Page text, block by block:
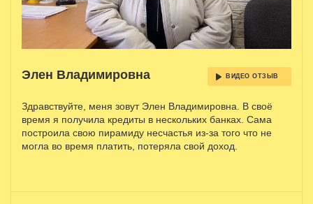
Элен Владимировна ВИДЕО ОТЗЫВ
Здравствуйте, меня зовут Элен Владимировна. В своё
время я получила кредиты в нескольких банках. Сама
построила свою пирамиду несчастья из-за того что не
могла во время платить, потеряла свой доход.